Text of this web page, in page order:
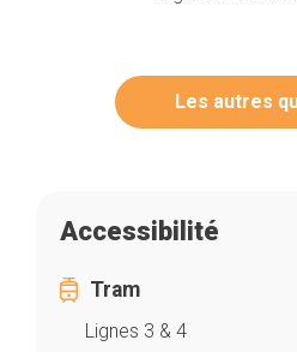
Les autres
Accessibilité
Tram
Lignes 3 & 4